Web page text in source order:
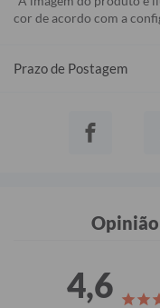
cor de acordo com a
Prazo de Postagem
4,6